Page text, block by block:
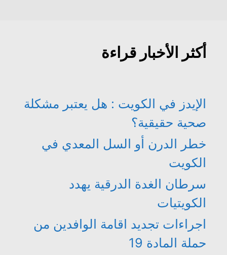
أكثر الأخبار قراءة
الإيدز في الكويت : هل يعتبر مشكلة
صحية حقيقية؟
خطر الدرن أو السل المعدي في
الكويت
سرطان الغدة الدرقية يهدد
الكويتيات
اجراءات تجديد اقامة الوافدين من
حملة المادة 19